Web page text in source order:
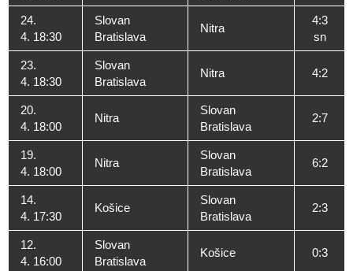
24.
4. 18:30
Slovan
Bratislava
Nitra
4:3
sn
23.
4. 18:30
Slovan
Bratislava
Nitra 4:2
20.
4. 18:00
Nitra
Slovan
Bratislava
2:7
19.
4. 18:00
Nitra
Slovan
Bratislava
6:2
14.
4. 17:30
Košice
Slovan
Bratislava
2:3
12.
4. 16:00
Slovan
Bratislava
Košice 0:3